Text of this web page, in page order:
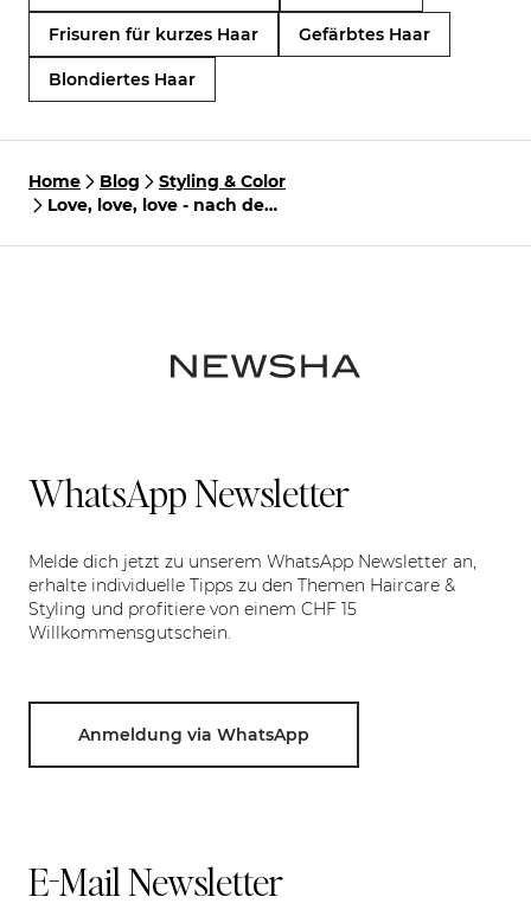
Frisuren für kurzes Haar Gefärbtes Haar
Blondiertes Haar
Home Blog
Styling & Color
Love, love, love - nach dem
Hochzeits-Hochsaison:
WhatsApp Newsletter
Melde dich jetzt zu unserem WhatsApp Newsletter an,
erhalte individuelle Tipps zu den Themen Haircare &
Styling und profitiere von einem CHF 15
Willkommensgutschein.
Anmeldung via WhatsApp
E-Mail Newsletter